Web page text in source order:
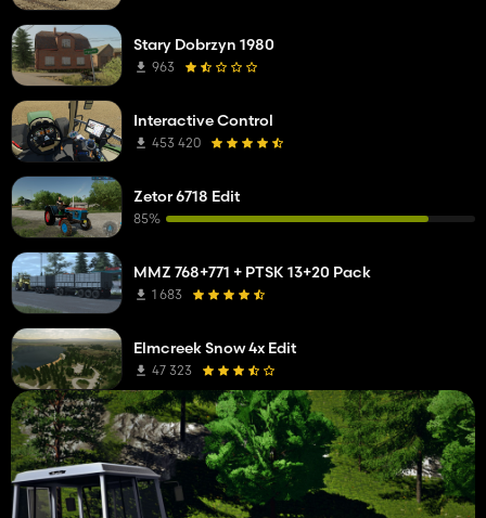
Stary Dobrzyn 1980
963
Interactive Control
453 420
Zetor 6718 Edit
85%
MMZ 768+771 + PTSK 13+20 Pack
1 683
Elmcreek Snow 4x Edit
47 323